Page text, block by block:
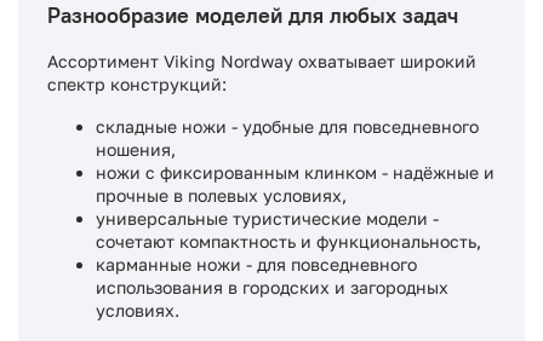
Разнообразие моделей для любых задач
Ассортимент Viking Nordway охватывает широкий
спектр конструкций:
складные ножи - удобные для повседневного
ношения,
ножи с фиксированным клинком - надёжные и
прочные в полевых условиях,
универсальные туристические модели -
сочетают компактность и функциональность,
карманные ножи - для повседневного
использования в городских и загородных
условиях.